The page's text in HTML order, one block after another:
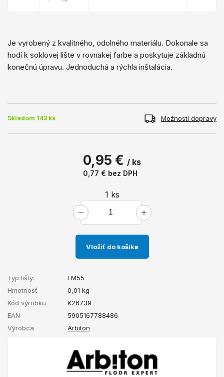
Je vyrobený z kvalitného, ​​odolného materiálu. Dokonale sa
hodí k soklovej lište v rovnakej farbe a poskytuje základnú
konečnú úpravu. Jednoduchá a rýchla inštalácia.
Skladom 143 ks Možnosti dopravy
0,95 € / ks
0,77 € bez DPH
1 ks
Vložiť do košíka
Typ lišty:
LM55
Hmotnosť
0,01 kg
Kód výrobku
K26739
EAN
5905167788486
Výrobca
Arbiton